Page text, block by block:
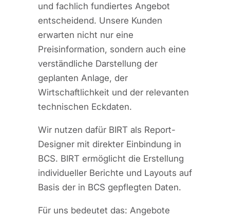
und fachlich fundiertes Angebot
entscheidend. Unsere Kunden
erwarten nicht nur eine
Preisinformation, sondern auch eine
verständliche Darstellung der
geplanten Anlage, der
Wirtschaftlichkeit und der relevanten
technischen Eckdaten.
Wir nutzen dafür BIRT als Report-
Designer mit direkter Einbindung in
BCS. BIRT ermöglicht die Erstellung
individueller Berichte und Layouts auf
Basis der in BCS gepflegten Daten.
Für uns bedeutet das: Angebote